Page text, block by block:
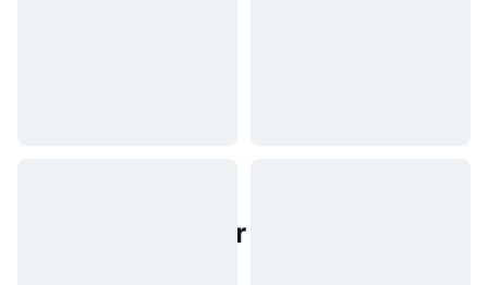
Populære aktiver fra den virkelige